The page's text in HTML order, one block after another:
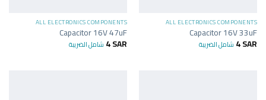
ALL ELECTRONICS COMPONENTS
Capacitor 16V 33uF
4SAR شامل الضريبة
ALL ELECTRONICS COMPONENTS
Capacitor 16V 47uF
4SAR شامل الضريبة